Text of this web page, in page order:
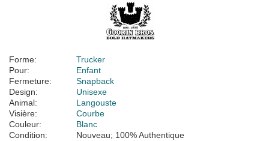
Forme:
Trucker
Pour:
Enfant
Fermeture:
Snapback
Design:
Unisexe
Animal:
Langouste
Visière:
Courbe
Couleur:
Blanc
Condition:
Nouveau; 100% Authentique